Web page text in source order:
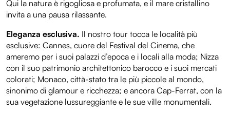
Qui la natura è rigogliosa e profumata, e il mare cristallino
invita a una pausa rilassante.
Eleganza esclusiva. Il nostro tour tocca le località più
esclusive: Cannes, cuore del Festival del Cinema, che
ameremo per i suoi palazzi d’epoca e i locali alla moda; Nizza
con il suo patrimonio architettonico barocco e i suoi mercati
colorati; Monaco, città-stato tra le più piccole al mondo,
sinonimo di glamour e ricchezza; e ancora Cap-Ferrat, con la
sua vegetazione lussureggiante e le sue ville monumentali.